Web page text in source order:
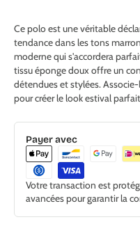
Ce polo est une véritable
tendance dans les tons
moderne qui s'accordera
tissu éponge doux offre un
détendues et stylées.
pour créer le look estival
Payer avec
Votre transaction est
avancées pour garantir la